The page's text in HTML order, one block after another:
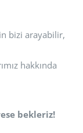
bizi arayabilir,
hakkında
bekleriz!